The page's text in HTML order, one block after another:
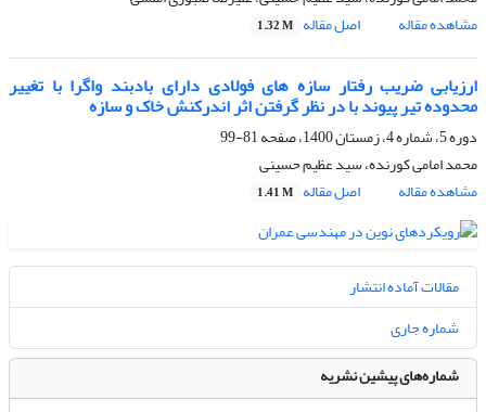
مشاهده مقاله
اصل مقاله 1.32 M
ارزیابی ضریب رفتار سازه های فولادی دارای بادبند واگرا با تغییر
محدوده تیر پیوند با در نظر گرفتن اثر اندرکنش خاک و سازه
دوره 5، شماره 4، زمستان 1400، صفحه
81-99
محمد امامی کورنده، سید عظیم حسینی
مشاهده مقاله
اصل مقاله 1.41 M
مقالات آماده انتشار
شماره جاری
شماره‌های پیشین نشریه